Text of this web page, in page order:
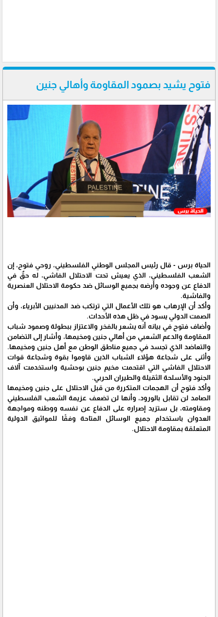
فتوح يشيد بصمود المقاومة وأهالي جنين
الحياة برس - قال رئيس المجلس الوطني الفلسطيني، روحي فتوح، إن
الشعب الفلسطيني، الذي يعيش تحت الاحتلال الفاشي، له حقٌ في
الدفاع عن وجوده وأرضه بجميع الوسائل ضد حكومة الاحتلال العنصرية
والفاشية.
وأكد أن الإرهاب هو تلك الأعمال التي ترتكب ضد المدنيين الأبرياء، وأن
الصمت الدولي يسود في ظل هذه الأحداث.
وأضاف فتوح في بيانه أنه يشعر بالفخر والاعتزاز ببطولة وصمود شباب
المقاومة والدعم الشعبي من أهالي جنين ومخيمها، وأشار إلى التضامن
والتعاضد الذي تجسد في جميع مناطق الوطن مع أهل جنين ومخيمها.
وأثنى على شجاعة هؤلاء الشباب الذين قاوموا بقوة وشجاعة قوات
الاحتلال الفاشي التي اقتحمت مخيم جنين بوحشية واستخدمت آلاف
الجنود والأسلحة الثقيلة والطيران الحربي.
وأكد فتوح أن الهجمات المتكررة من قبل الاحتلال على جنين ومخيمها
الصامد لن تقابل بالورود، وأنها لن تضعف عزيمة الشعب الفلسطيني
ومقاومته، بل ستزيد إصراره على الدفاع عن نفسه ووطنه ومواجهة
العدوان باستخدام جميع الوسائل المتاحة وفقًا للمواثيق الدولية
المتعلقة بمقاومة الاحتلال.